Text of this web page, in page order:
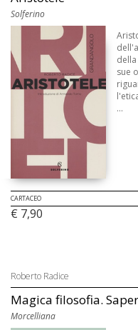
Solferino
sue
...
CARTACEO
€ 7,90
Roberto Radice
Magica filosofia.
Morcelliana